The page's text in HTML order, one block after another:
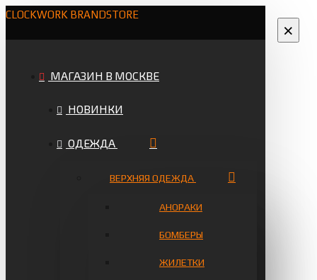
CLOCKWORK BRANDSTORE
МАГАЗИН В МОСКВЕ
НОВИНКИ
ОДЕЖДА
ВЕРХНЯЯ ОДЕЖДА
АНОРАКИ
БОМБЕРЫ
ЖИЛЕТКИ
×